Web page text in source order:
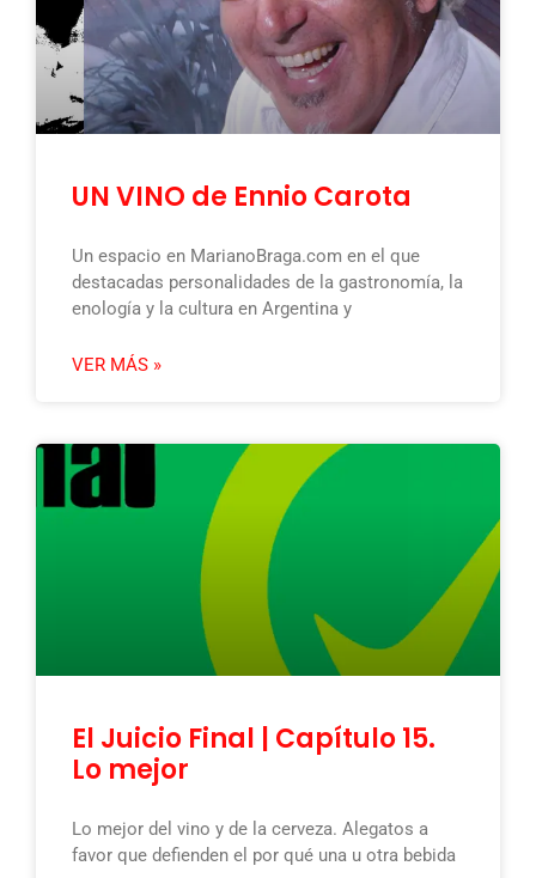
UN VINO de Ennio Carota
Un espacio en MarianoBraga.com en el que
destacadas personalidades de la gastronomía, la
enología y la cultura en Argentina y
VER MÁS »
El Juicio Final | Capítulo 15.
Lo mejor
Lo mejor del vino y de la cerveza. Alegatos a
favor que defienden el por qué una u otra bebida